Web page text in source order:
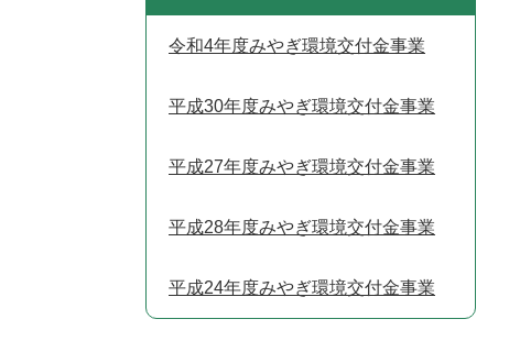
令和4年度みやぎ環境交付金事業
平成30年度みやぎ環境交付金事業
平成27年度みやぎ環境交付金事業
平成28年度みやぎ環境交付金事業
平成24年度みやぎ環境交付金事業